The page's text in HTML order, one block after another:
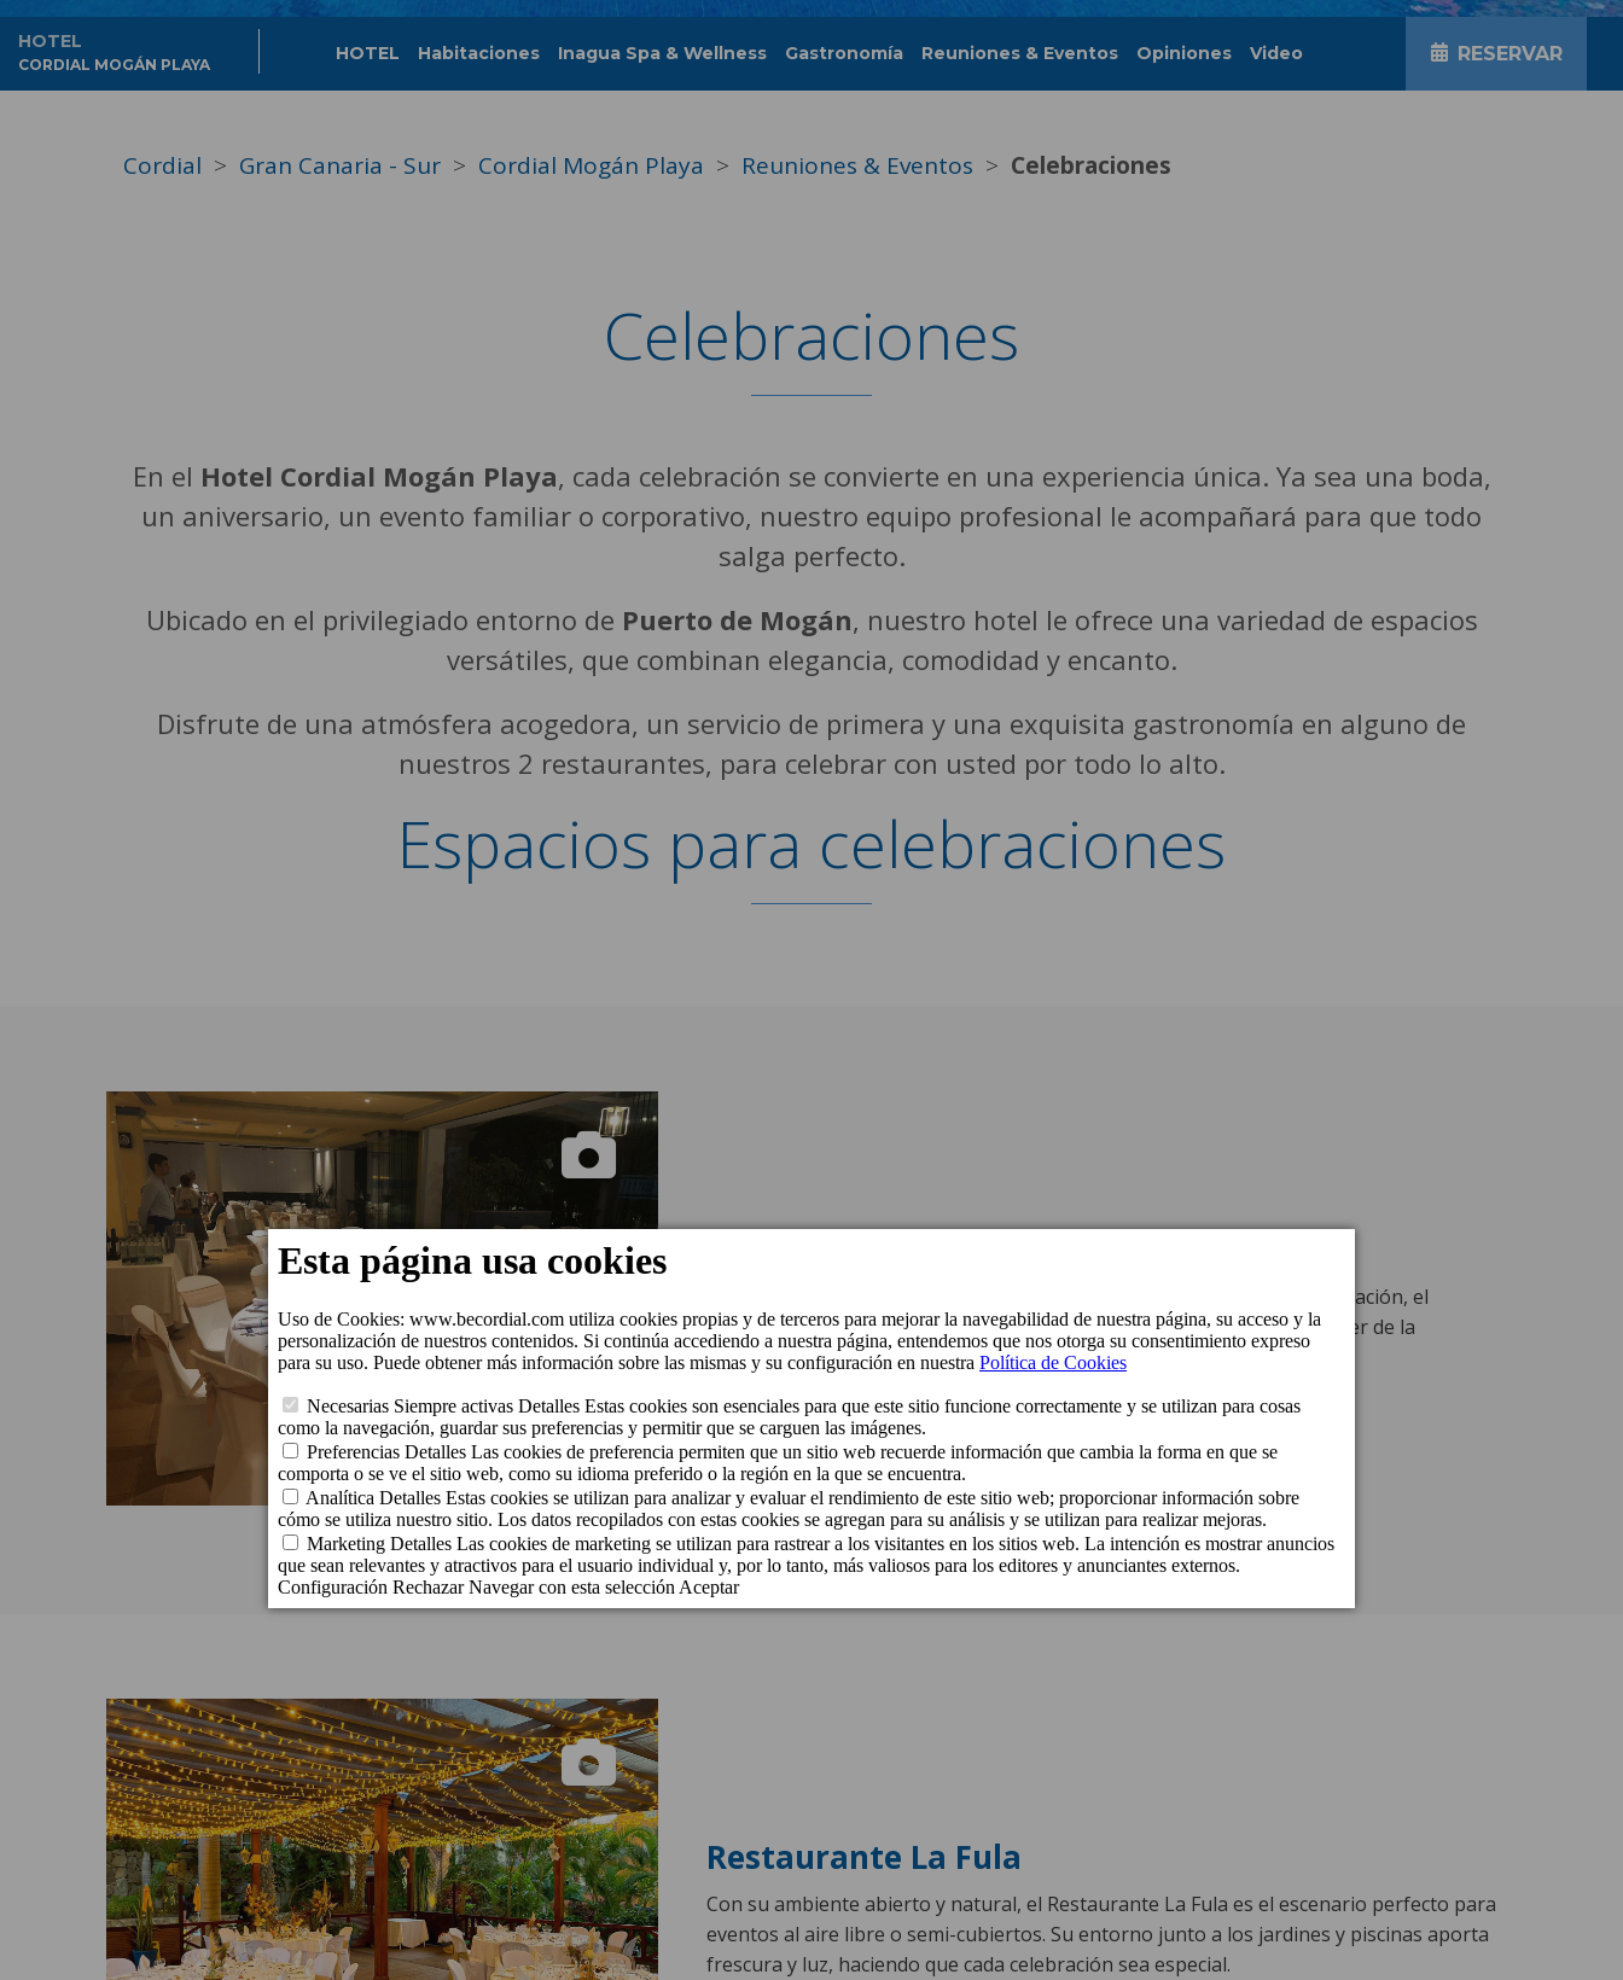
HOTEL
CORDIAL MOGÁN PLAYA
HOTEL Habitaciones Inagua Spa & Wellness Gastronomía Reuniones & Eventos Opiniones Video RESERVAR
Cordial Gran Canaria - Sur Cordial Mogán Playa Reuniones & Eventos Celebraciones
Celebraciones
En el Hotel Cordial Mogán Playa, cada celebración se convierte en una experiencia única. Ya sea una boda,
un aniversario, un evento familiar o corporativo, nuestro equipo profesional le acompañará para que todo
salga perfecto.
Ubicado en el privilegiado entorno de Puerto de Mogán, nuestro hotel le ofrece una variedad de espacios
versátiles, que combinan elegancia, comodidad y encanto.
Disfrute de una atmósfera acogedora, un servicio de primera y una exquisita gastronomía en alguno de
nuestros 2 restaurantes, para celebrar con usted por todo lo alto.
Espacios para celebraciones
Ideal para cenas privadas, banquetes o eventos con un toque de sofisticación, el
Tamaragua ofrece un ambiente cálido y un servicio impecable para hacer de la
celebración un éxito.
Restaurante La Fula
Con su ambiente abierto y natural, el Restaurante La Fula es el escenario perfecto para
eventos al aire libre o semi-cubiertos. Su entorno junto a los jardines y piscinas aporta
frescura y luz, haciendo que cada celebración sea especial.